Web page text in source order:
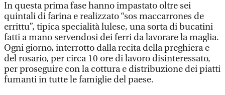
In questa prima fase hanno impastato oltre sei
quintali di farina e realizzato “sos maccarrones de
errittu”, tipica specialità lulese, una sorta di bucatini
fatti a mano servendosi dei ferri da lavorare la maglia.
Ogni giorno, interrotto dalla recita della preghiera e
del rosario, per circa 10 ore di lavoro disinteressato,
per proseguire con la cottura e distribuzione dei piatti
fumanti in tutte le famiglie del paese.